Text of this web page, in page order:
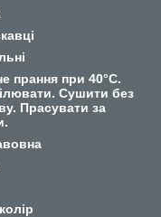
прання при 40°C.
Сушити без
Прасувати за